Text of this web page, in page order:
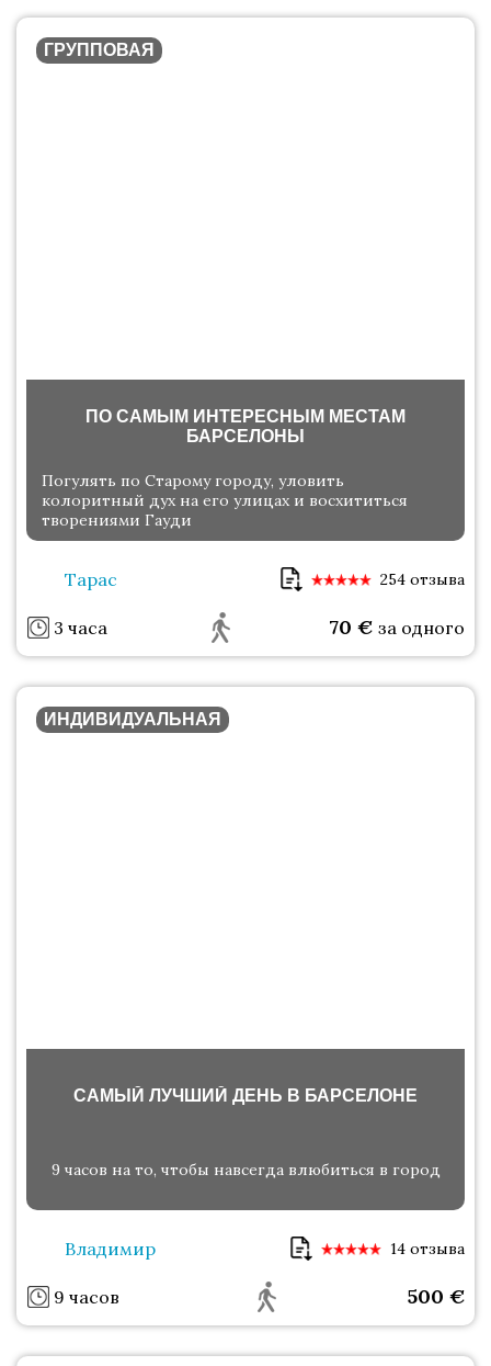
ГРУППОВАЯ
ПО САМЫМ ИНТЕРЕСНЫМ МЕСТАМ
БАРСЕЛОНЫ
Погулять по Старому городу, уловить
колоритный дух на его улицах и восхититься
творениями Гауди
Тарас 254 отзыва
3 часа 70 € за одного
ИНДИВИДУАЛЬНАЯ
САМЫЙ ЛУЧШИЙ ДЕНЬ В БАРСЕЛОНЕ
9 часов на то, чтобы навсегда влюбиться в город
Владимир 14 отзыва
9 часов 500 €